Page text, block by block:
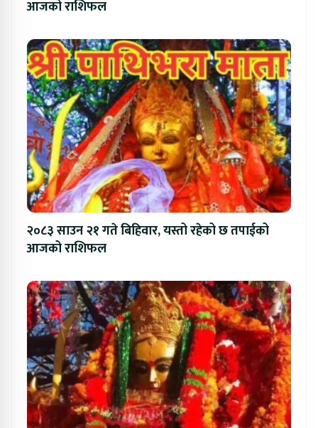
आजको राशिफल
२०८३ साउन २१ गते बिहिवार, यस्तो रहेको छ तपाईको
आजको राशिफल